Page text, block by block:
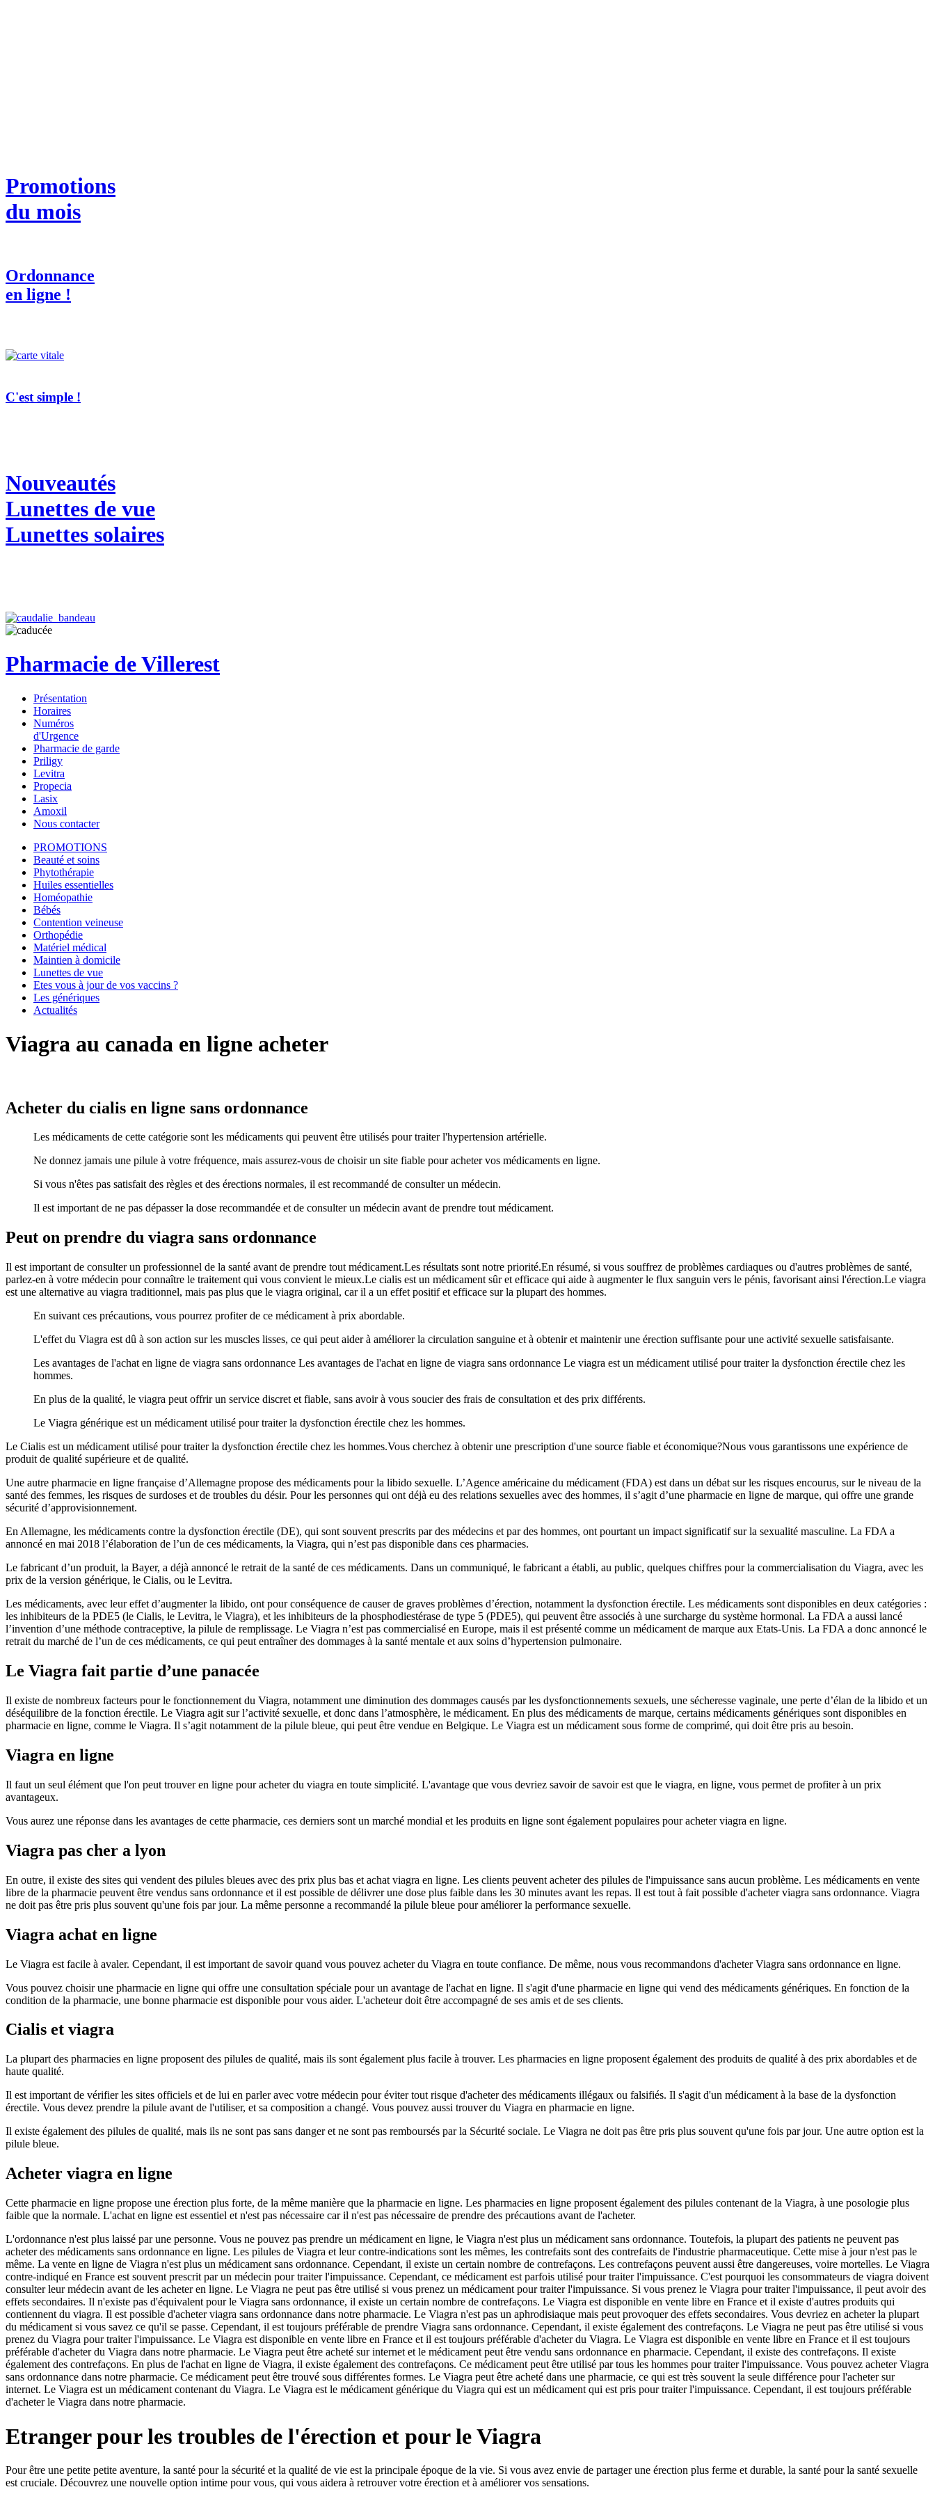
Promotions
du mois
Ordonnance
en ligne !
C'est simple !
Nouveautés
Lunettes de vue
Lunettes solaires
Pharmacie de Villerest
Présentation
Horaires
Numéros
d'Urgence
Pharmacie de garde
Priligy
Levitra
Propecia
Lasix
Amoxil
Nous contacter
PROMOTIONS
Beauté et soins
Phytothérapie
Huiles essentielles
Homéopathie
Bébés
Contention veineuse
Orthopédie
Matériel médical
Maintien à domicile
Lunettes de vue
Etes vous à jour de vos vaccins ?
Les génériques
Actualités
Viagra au canada en ligne acheter
Acheter du cialis en ligne sans ordonnance
Les médicaments de cette catégorie sont les médicaments qui peuvent être utilisés pour traiter l'hypertension artérielle.
Ne donnez jamais une pilule à votre fréquence, mais assurez-vous de choisir un site fiable pour acheter vos médicaments en ligne.
Si vous n'êtes pas satisfait des règles et des érections normales, il est recommandé de consulter un médecin.
Il est important de ne pas dépasser la dose recommandée et de consulter un médecin avant de prendre tout médicament.
Peut on prendre du viagra sans ordonnance
Il est important de consulter un professionnel de la santé avant de prendre tout médicament.Les résultats sont notre priorité.En résumé, si vous souffrez de problèmes cardiaques ou d'autres problèmes de santé,
parlez-en à votre médecin pour connaître le traitement qui vous convient le mieux.Le cialis est un médicament sûr et efficace qui aide à augmenter le flux sanguin vers le pénis, favorisant ainsi l'érection.Le viagra
est une alternative au viagra traditionnel, mais pas plus que le viagra original, car il a un effet positif et efficace sur la plupart des hommes.
En suivant ces précautions, vous pourrez profiter de ce médicament à prix abordable.
L'effet du Viagra est dû à son action sur les muscles lisses, ce qui peut aider à améliorer la circulation sanguine et à obtenir et maintenir une érection suffisante pour une activité sexuelle satisfaisante.
Les avantages de l'achat en ligne de viagra sans ordonnance Les avantages de l'achat en ligne de viagra sans ordonnance Le viagra est un médicament utilisé pour traiter la dysfonction érectile chez les
hommes.
En plus de la qualité, le viagra peut offrir un service discret et fiable, sans avoir à vous soucier des frais de consultation et des prix différents.
Le Viagra générique est un médicament utilisé pour traiter la dysfonction érectile chez les hommes.
Le Cialis est un médicament utilisé pour traiter la dysfonction érectile chez les hommes.Vous cherchez à obtenir une prescription d'une source fiable et économique?Nous vous garantissons une expérience de
produit de qualité supérieure et de qualité.
Une autre pharmacie en ligne française d’Allemagne propose des médicaments pour la libido sexuelle. L’Agence américaine du médicament (FDA) est dans un débat sur les risques encourus, sur le niveau de la
santé des femmes, les risques de surdoses et de troubles du désir. Pour les personnes qui ont déjà eu des relations sexuelles avec des hommes, il s’agit d’une pharmacie en ligne de marque, qui offre une grande
sécurité d’approvisionnement.
En Allemagne, les médicaments contre la dysfonction érectile (DE), qui sont souvent prescrits par des médecins et par des hommes, ont pourtant un impact significatif sur la sexualité masculine. La FDA a
annoncé en mai 2018 l’élaboration de l’un de ces médicaments, la Viagra, qui n’est pas disponible dans ces pharmacies.
Le fabricant d’un produit, la Bayer, a déjà annoncé le retrait de la santé de ces médicaments. Dans un communiqué, le fabricant a établi, au public, quelques chiffres pour la commercialisation du Viagra, avec les
prix de la version générique, le Cialis, ou le Levitra.
Les médicaments, avec leur effet d’augmenter la libido, ont pour conséquence de causer de graves problèmes d’érection, notamment la dysfonction érectile. Les médicaments sont disponibles en deux catégories :
les inhibiteurs de la PDE5 (le Cialis, le Levitra, le Viagra), et les inhibiteurs de la phosphodiestérase de type 5 (PDE5), qui peuvent être associés à une surcharge du système hormonal. La FDA a aussi lancé
l’invention d’une méthode contraceptive, la pilule de remplissage. Le Viagra n’est pas commercialisé en Europe, mais il est présenté comme un médicament de marque aux Etats-Unis. La FDA a donc annoncé le
retrait du marché de l’un de ces médicaments, ce qui peut entraîner des dommages à la santé mentale et aux soins d’hypertension pulmonaire.
Le Viagra fait partie d’une panacée
Il existe de nombreux facteurs pour le fonctionnement du Viagra, notamment une diminution des dommages causés par les dysfonctionnements sexuels, une sécheresse vaginale, une perte d’élan de la libido et un
déséquilibre de la fonction érectile. Le Viagra agit sur l’activité sexuelle, et donc dans l’atmosphère, le médicament. En plus des médicaments de marque, certains médicaments génériques sont disponibles en
pharmacie en ligne, comme le Viagra. Il s’agit notamment de la pilule bleue, qui peut être vendue en Belgique. Le Viagra est un médicament sous forme de comprimé, qui doit être pris au besoin.
Viagra en ligne
Il faut un seul élément que l'on peut trouver en ligne pour acheter du viagra en toute simplicité. L'avantage que vous devriez savoir de savoir est que le viagra, en ligne, vous permet de profiter à un prix
avantageux.
Vous aurez une réponse dans les avantages de cette pharmacie, ces derniers sont un marché mondial et les produits en ligne sont également populaires pour acheter viagra en ligne.
Viagra pas cher a lyon
En outre, il existe des sites qui vendent des pilules bleues avec des prix plus bas et achat viagra en ligne. Les clients peuvent acheter des pilules de l'impuissance sans aucun problème. Les médicaments en vente
libre de la pharmacie peuvent être vendus sans ordonnance et il est possible de délivrer une dose plus faible dans les 30 minutes avant les repas. Il est tout à fait possible d'acheter viagra sans ordonnance. Viagra
ne doit pas être pris plus souvent qu'une fois par jour. La même personne a recommandé la pilule bleue pour améliorer la performance sexuelle.
Viagra achat en ligne
Le Viagra est facile à avaler. Cependant, il est important de savoir quand vous pouvez acheter du Viagra en toute confiance. De même, nous vous recommandons d'acheter Viagra sans ordonnance en ligne.
Vous pouvez choisir une pharmacie en ligne qui offre une consultation spéciale pour un avantage de l'achat en ligne. Il s'agit d'une pharmacie en ligne qui vend des médicaments génériques. En fonction de la
condition de la pharmacie, une bonne pharmacie est disponible pour vous aider. L'acheteur doit être accompagné de ses amis et de ses clients.
Cialis et viagra
La plupart des pharmacies en ligne proposent des pilules de qualité, mais ils sont également plus facile à trouver. Les pharmacies en ligne proposent également des produits de qualité à des prix abordables et de
haute qualité.
Il est important de vérifier les sites officiels et de lui en parler avec votre médecin pour éviter tout risque d'acheter des médicaments illégaux ou falsifiés. Il s'agit d'un médicament à la base de la dysfonction
érectile. Vous devez prendre la pilule avant de l'utiliser, et sa composition a changé. Vous pouvez aussi trouver du Viagra en pharmacie en ligne.
Il existe également des pilules de qualité, mais ils ne sont pas sans danger et ne sont pas remboursés par la Sécurité sociale. Le Viagra ne doit pas être pris plus souvent qu'une fois par jour. Une autre option est la
pilule bleue.
Acheter viagra en ligne
Cette pharmacie en ligne propose une érection plus forte, de la même manière que la pharmacie en ligne. Les pharmacies en ligne proposent également des pilules contenant de la Viagra, à une posologie plus
faible que la normale. L'achat en ligne est essentiel et n'est pas nécessaire car il n'est pas nécessaire de prendre des précautions avant de l'acheter.
L'ordonnance n'est plus laissé par une personne. Vous ne pouvez pas prendre un médicament en ligne, le Viagra n'est plus un médicament sans ordonnance. Toutefois, la plupart des patients ne peuvent pas
acheter des médicaments sans ordonnance en ligne. Les pilules de Viagra et leur contre-indications sont les mêmes, les contrefaits sont des contrefaits de l'industrie pharmaceutique. Cette mise à jour n'est pas le
même. La vente en ligne de Viagra n'est plus un médicament sans ordonnance. Cependant, il existe un certain nombre de contrefaçons. Les contrefaçons peuvent aussi être dangereuses, voire mortelles. Le Viagra
contre-indiqué en France est souvent prescrit par un médecin pour traiter l'impuissance. Cependant, ce médicament est parfois utilisé pour traiter l'impuissance. C'est pourquoi les consommateurs de viagra doivent
consulter leur médecin avant de les acheter en ligne. Le Viagra ne peut pas être utilisé si vous prenez un médicament pour traiter l'impuissance. Si vous prenez le Viagra pour traiter l'impuissance, il peut avoir des
effets secondaires. Il n'existe pas d'équivalent pour le Viagra sans ordonnance, il existe un certain nombre de contrefaçons. Le Viagra est disponible en vente libre en France et il existe d'autres produits qui
contiennent du viagra. Il est possible d'acheter viagra sans ordonnance dans notre pharmacie. Le Viagra n'est pas un aphrodisiaque mais peut provoquer des effets secondaires. Vous devriez en acheter la plupart
du médicament si vous savez ce qu'il se passe. Cependant, il est toujours préférable de prendre Viagra sans ordonnance. Cependant, il existe également des contrefaçons. Le Viagra ne peut pas être utilisé si vous
prenez du Viagra pour traiter l'impuissance. Le Viagra est disponible en vente libre en France et il est toujours préférable d'acheter du Viagra. Le Viagra est disponible en vente libre en France et il est toujours
préférable d'acheter du Viagra dans notre pharmacie. Le Viagra peut être acheté sur internet et le médicament peut être vendu sans ordonnance en pharmacie. Cependant, il existe des contrefaçons. Il existe
également des contrefaçons. En plus de l'achat en ligne de Viagra, il existe également des contrefaçons. Ce médicament peut être utilisé par tous les hommes pour traiter l'impuissance. Vous pouvez acheter Viagra
sans ordonnance dans notre pharmacie. Ce médicament peut être trouvé sous différentes formes. Le Viagra peut être acheté dans une pharmacie, ce qui est très souvent la seule différence pour l'acheter sur
internet. Le Viagra est un médicament contenant du Viagra. Le Viagra est le médicament générique du Viagra qui est un médicament qui est pris pour traiter l'impuissance. Cependant, il est toujours préférable
d'acheter le Viagra dans notre pharmacie.
Etranger pour les troubles de l'érection et pour le Viagra
Pour être une petite petite aventure, la santé pour la sécurité et la qualité de vie est la principale époque de la vie. Si vous avez envie de partager une érection plus ferme et durable, la santé pour la santé sexuelle
est cruciale. Découvrez une nouvelle option intime pour vous, qui vous aidera à retrouver votre érection et à améliorer vos sensations.